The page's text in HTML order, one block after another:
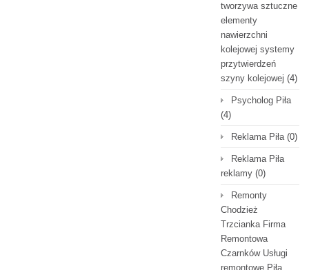
tworzywa sztuczne
elementy
nawierzchni
kolejowej systemy
przytwierdzeń
szyny kolejowej (4)
Psycholog Piła
(4)
Reklama Piła(0)
Reklama Piła
reklamy (0)
Remonty
Chodzież
Trzcianka Firma
Remontowa
Czarnków Usługi
remontowe Piła